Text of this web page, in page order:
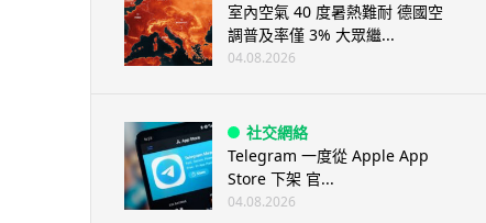
室內空氣 40 度暑熱難耐 德國空
調普及率僅 3% 大眾繼...
04.08.2026
社交網絡
Telegram 一度從 Apple App
Store 下架 官...
04.08.2026